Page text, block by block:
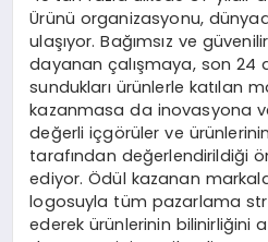
Ürünü organizasyonu,
ulaşıyor. Bağımsız ve
dayanan çalışmaya, son 24
sundukları ürünlerle katılan
kazanmasa da inovasyona
değerli içgörüler ve
tarafından değerlendirildiği
ediyor. Ödül kazanan
logosuyla tüm pazarlama
ederek ürünlerinin bilinirliğini